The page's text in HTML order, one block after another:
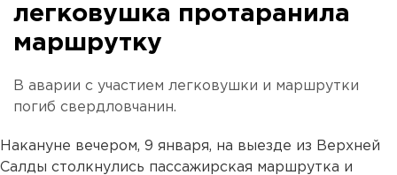
легковушка протаранила
маршрутку
В аварии с участием легковушки и маршрутки
погиб свердловчанин.
Накануне вечером, 9 января, на выезде из Верхней
Салды столкнулись пассажирская маршрутка и